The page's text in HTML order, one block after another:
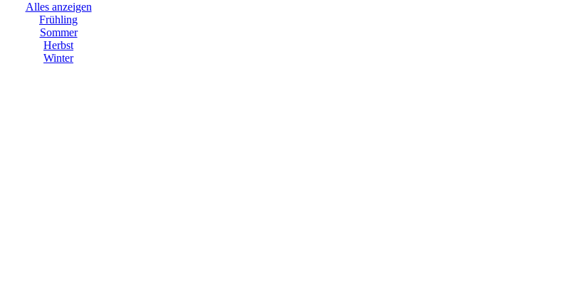
Alles anzeigen
Frühling
Sommer
Herbst
Winter